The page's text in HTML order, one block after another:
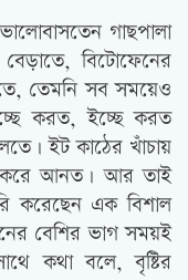
গাছপালা
বিটোফেনের
তেমনি সব সময়েও
করত, ইচ্ছে করত
ইট কাঠের খাঁচায়
করে আনত। আর তাই
করেছেন এক বিশাল
বেশির ভাগ সময়ই
কথা বলে, বৃষ্টির